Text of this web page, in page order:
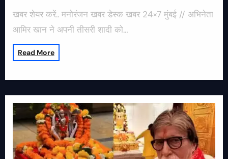
खबर शेयर करें.. मनोरंजन खबर डेस्क खबर 24×7 मुंबई // अभिनेता
आमिर खान ने अपनी तीसरी शादी को…
Read More